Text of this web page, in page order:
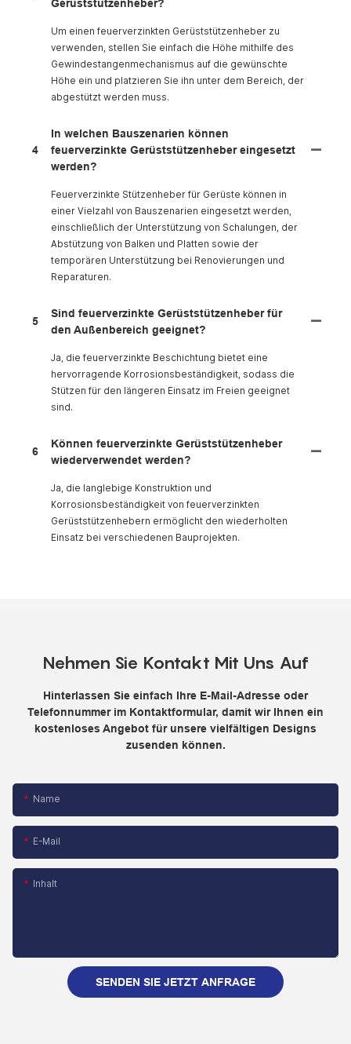
Gerüststützenheber?
Um einen feuerverzinkten Gerüststützenheber zu
verwenden, stellen Sie einfach die Höhe mithilfe des
Gewindestangenmechanismus auf die gewünschte
Höhe ein und platzieren Sie ihn unter dem Bereich, der
abgestützt werden muss.
4
In welchen Bauszenarien können
feuerverzinkte Gerüststützenheber eingesetzt
werden?
Feuerverzinkte Stützenheber für Gerüste können in
einer Vielzahl von Bauszenarien eingesetzt werden,
einschließlich der Unterstützung von Schalungen, der
Abstützung von Balken und Platten sowie der
temporären Unterstützung bei Renovierungen und
Reparaturen.
5
Sind feuerverzinkte Gerüststützenheber für
den Außenbereich geeignet?
Ja, die feuerverzinkte Beschichtung bietet eine
hervorragende Korrosionsbeständigkeit, sodass die
Stützen für den längeren Einsatz im Freien geeignet
sind.
6
Können feuerverzinkte Gerüststützenheber
wiederverwendet werden?
Ja, die langlebige Konstruktion und
Korrosionsbeständigkeit von feuerverzinkten
Gerüststützenhebern ermöglicht den wiederholten
Einsatz bei verschiedenen Bauprojekten.
Nehmen Sie Kontakt Mit Uns Auf
Hinterlassen Sie einfach Ihre E-Mail-Adresse oder
Telefonnummer im Kontaktformular, damit wir Ihnen ein
kostenloses Angebot für unsere vielfältigen Designs
zusenden können.
Name
E-Mail
Inhalt
SENDEN SIE JETZT ANFRAGE